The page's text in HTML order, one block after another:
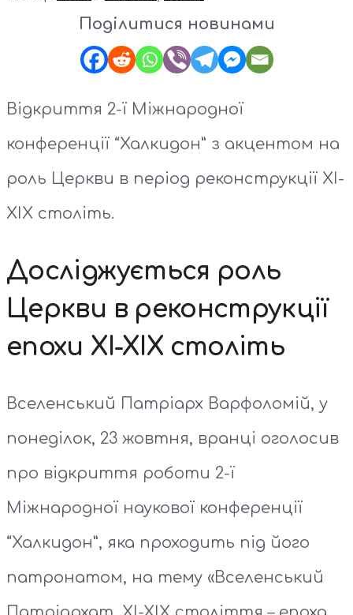
Поділитися новинами
Відкриття 2-ї Міжнародної
конференції “Халкидон” з акцентом на
роль Церкви в період реконструкції XI-
XIX століть.
Досліджується роль
Церкви в реконструкції
епохи XI-XIX століть
Вселенський Патріарх Варфоломій, у
понеділок, 23 жовтня, вранці оголосив
про відкриття роботи 2-ї
Міжнародної наукової конференції
“Халкидон”, яка проходить під його
патронатом, на тему «Вселенський